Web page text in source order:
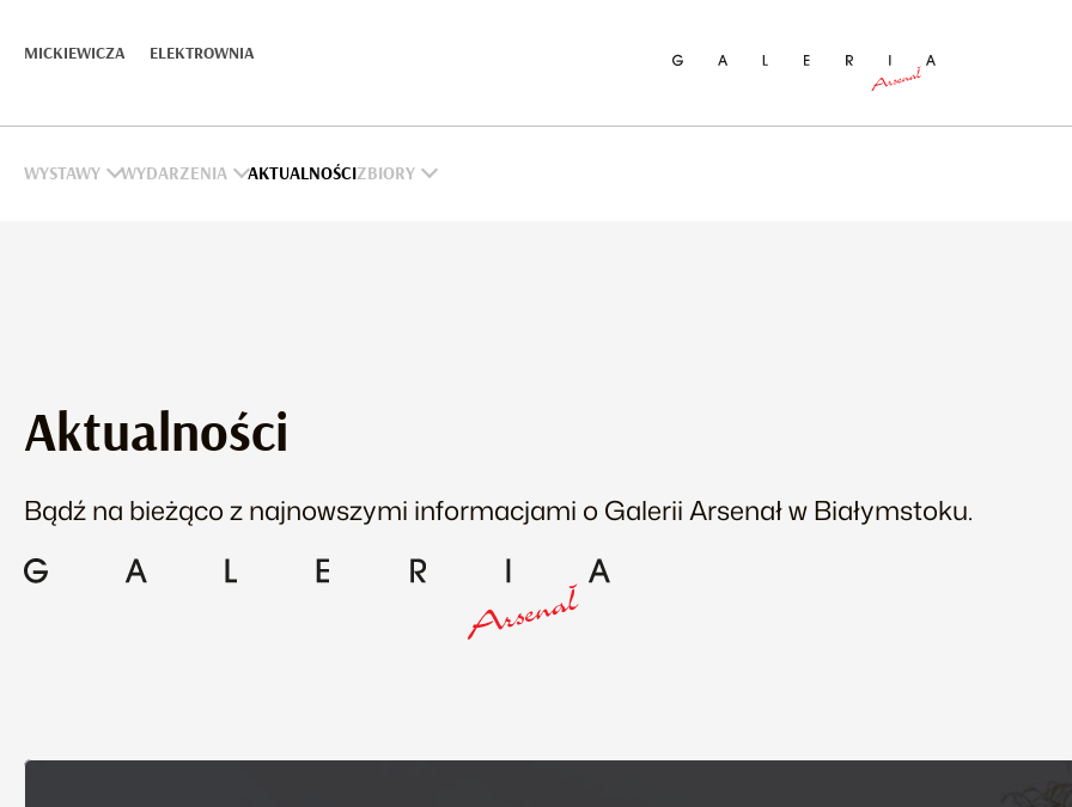
MICKIEWICZA ELEKTROWNIA
WYSTAWY
PLANOWANE
WYDARZENIA
PLANOWANE
AKTUALNOŚCI ZBIORY
AUDIODESKRYPCJA
DLA MEDIÓW
PLANOWANE
Aktualności
Bądź na bieżąco z najnowszymi informacjami o Galerii Arsenał w Białymstoku.